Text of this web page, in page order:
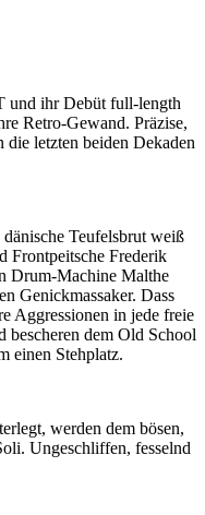
und ihr Debüt full-length
Retro-Gewand. Präzise,
letzten beiden Dekaden
Teufelsbrut weiß
Frontpeitsche Frederik
Drum-Machine Malthe
Genickmassaker. Dass
Aggressionen in jede freie
dem Old School
einen Stehplatz.
werden dem bösen,
Ungeschliffen, fesselnd